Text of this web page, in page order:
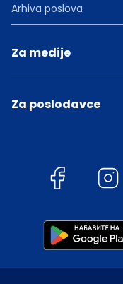
Arhiva poslova
Za medije
Za poslodavce